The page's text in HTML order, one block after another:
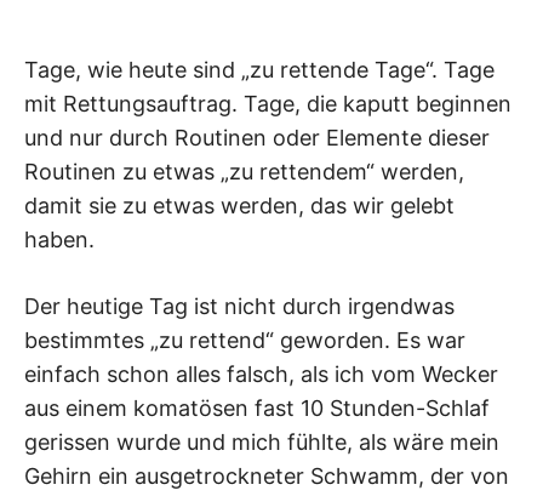
Tage, wie heute sind „zu rettende Tage“. Tage
mit Rettungsauftrag. Tage, die kaputt beginnen
und nur durch Routinen oder Elemente dieser
Routinen zu etwas „zu rettendem“ werden,
damit sie zu etwas werden, das wir gelebt
haben.
Der heutige Tag ist nicht durch irgendwas
bestimmtes „zu rettend“ geworden. Es war
einfach schon alles falsch, als ich vom Wecker
aus einem komatösen fast 10 Stunden-Schlaf
gerissen wurde und mich fühlte, als wäre mein
Gehirn ein ausgetrockneter Schwamm, der von